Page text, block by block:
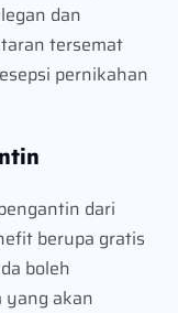
dan
tersemat
pernikahan
dari
berupa gratis
boleh
akan